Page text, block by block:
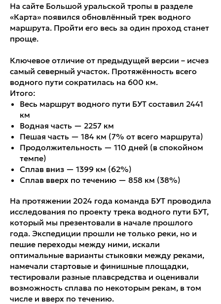
На сайте Большой уральской тропы в разделе
«Карта» появился обновлённый трек водного
маршрута. Пройти его весь за один проход станет
проще.
Ключевое отличие от предыдущей версии – исчез
самый северный участок. Протяжённость всего
водного пути сократилась на 600 км.
Итого:
Весь маршрут водного пути БУТ составил 2441
км
Водная часть — 2257 км
Пешая часть — 184 км (7% от всего маршрута)
Продолжительность — 110 дней (в спокойном
темпе)
Сплав вниз — 1399 км (62%)
Сплав вверх по течению — 858 км (38%)
На протяжении 2024 года команда БУТ проводила
исследования по проекту трека водного пути БУТ,
который мы презентовали в начале прошлого
года. Экспедиции прошли не только реки, но и
пешие переходы между ними, искали
оптимальные варианты стыковки между реками,
намечали стартовые и финишные площадки,
тестировали разные плавсредства и оценивали
возможность сплава по некоторым рекам, в том
числе и вверх по течению.